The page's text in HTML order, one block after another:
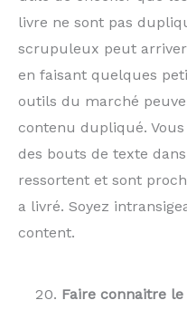
livre ne sont pas
scrupuleux peut
en faisant quelques
outils du marché
contenu dupliqué.
des bouts de texte
ressortent et sont
a livré. Soyez
content.
Faire connaitre